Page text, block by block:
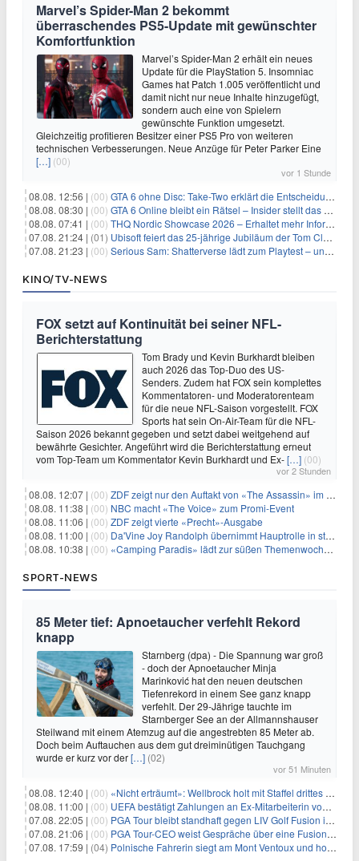
Marvel’s Spider-Man 2 bekommt
überraschendes PS5-Update mit gewünschter
Komfortfunktion
Marvel’s Spider-Man 2 erhält ein neues
Update für die PlayStation 5. Insomniac
Games hat Patch 1.005 veröffentlicht und
damit nicht nur neue Inhalte hinzugefügt,
sondern auch eine von Spielern
gewünschte Funktion umgesetzt.
Gleichzeitig profitieren Besitzer einer PS5 Pro von weiteren
technischen Verbesserungen. Neue Anzüge für Peter Parker Eine
[…] (00)
vor 1 Stunde
08.08. 12:56 | (00) GTA 6 ohne Disc: Take-Two erklärt die Entscheidung für Download-Codes
08.08. 08:30 | (00) GTA 6 Online bleibt ein Rätsel – Insider stellt das neue Gerücht klar
08.08. 07:41 | (00) THQ Nordic Showcase 2026 – Erhaltet mehr Informationen
07.08. 21:24 | (01) Ubisoft feiert das 25-jährige Jubiläum der Tom Clancy’s Ghost Recon-Reihe
07.08. 21:23 | (00) Serious Sam: Shatterverse lädt zum Playtest – und erscheint schon bald!
KINO/TV-NEWS
FOX setzt auf Kontinuität bei seiner NFL-
Berichterstattung
Tom Brady und Kevin Burkhardt bleiben
auch 2026 das Top-Duo des US-
Senders. Zudem hat FOX sein komplettes
Kommentatoren- und Moderatorenteam
für die neue NFL-Saison vorgestellt. FOX
Sports hat sein On-Air-Team für die NFL-
Saison 2026 bekannt gegeben und setzt dabei weitgehend auf
bewährte Gesichter. Angeführt wird die Berichterstattung erneut
vom Top-Team um Kommentator Kevin Burkhardt und Ex-[…] (00)
vor 2 Stunden
08.08. 12:07 | (00) ZDF zeigt nur den Auftakt von «The Assassin» im Fernsehen
08.08. 11:38 | (00) NBC macht «The Voice» zum Promi-Event
08.08. 11:06 | (00) ZDF zeigt vierte «Precht»-Ausgabe
08.08. 11:00 | (00) Da'Vine Joy Randolph übernimmt Hauptrolle in starbesetzter schwarzer Komödie
08.08. 10:38 | (00) «Camping Paradis» lädt zur süßen Themenwoche ein
SPORT-NEWS
85 Meter tief: Apnoetaucher verfehlt Rekord
knapp
Starnberg (dpa) - Die Spannung war groß
- doch der Apnoetaucher Minja
Marinković hat den neuen deutschen
Tiefenrekord in einem See ganz knapp
verfehlt. Der 29-Jährige tauchte im
Starnberger See an der Allmannshauser
Steilwand mit einem Atemzug auf die angestrebten 85 Meter ab.
Doch beim Auftauchen aus dem gut dreiminütigen Tauchgang
wurde er kurz vor der[…] (02)
vor 51 Minuten
08.08. 12:40 | (00) «Nicht erträumt»: Wellbrock holt mit Staffel drittes EM-Gold
08.08. 11:00 | (00) UEFA bestätigt Zahlungen an Ex-Mitarbeiterin von Infantino
07.08. 22:05 | (00) PGA Tour bleibt standhaft gegen LIV Golf Fusion in einem sich wandelnden Sportumfeld
07.08. 21:06 | (00) PGA Tour-CEO weist Gespräche über eine Fusion mit LIV Golf zurück und bekräftigt die Wettbewerbslandschaft
07.08. 17:59 | (04) Polnische Fahrerin siegt am Mont Ventoux und holt Tour-Gelb